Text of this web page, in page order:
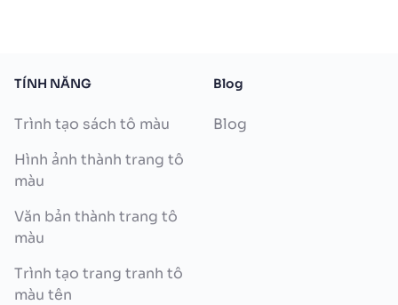
TÍNH NĂNG
Trình tạo sách tô màu
Hình ảnh thành trang tô
màu
Văn bản thành trang tô
màu
Trình tạo trang tranh tô
màu tên
Blog
Blog